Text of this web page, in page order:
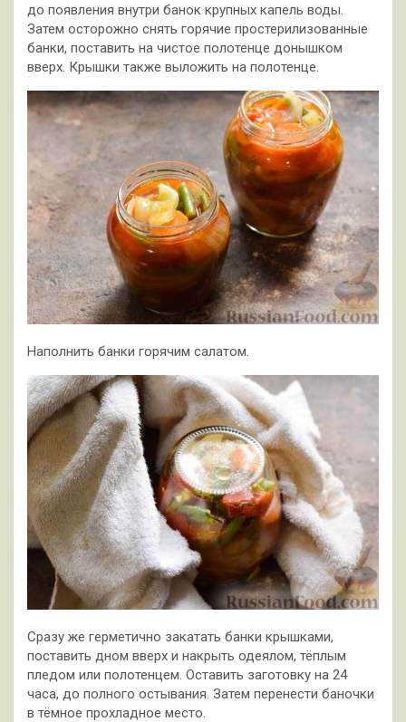
до появления внутри банок крупных капель воды.
Затем осторожно снять горячие простерилизованные
банки, поставить на чистое полотенце донышком
вверх. Крышки также выложить на полотенце.
Наполнить банки горячим салатом.
Сразу же герметично закатать банки крышками,
поставить дном вверх и накрыть одеялом, тёплым
пледом или полотенцем. Оставить заготовку на 24
часа, до полного остывания. Затем перенести баночки
в тёмное прохладное место.